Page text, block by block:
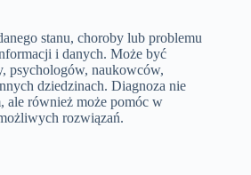
stanu, choroby lub problemu
i danych. Może być
psychologów, naukowców,
dziedzinach. Diagnoza nie
również może pomóc w
rozwiązań.